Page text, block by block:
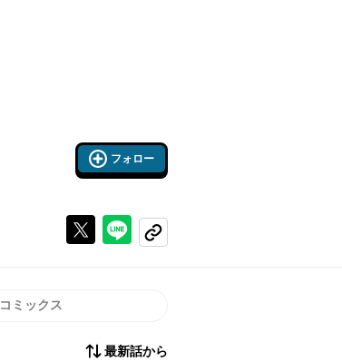
フォロー
Xで投稿するラインでシェアする
コピーする
コミックス
最新話から